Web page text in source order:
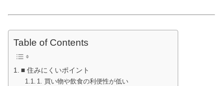
Table of Contents
■ 住みにくいポイント
1. 買い物や飲食の利便性が低い